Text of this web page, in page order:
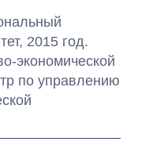
2015 год.
экономической
по управлению